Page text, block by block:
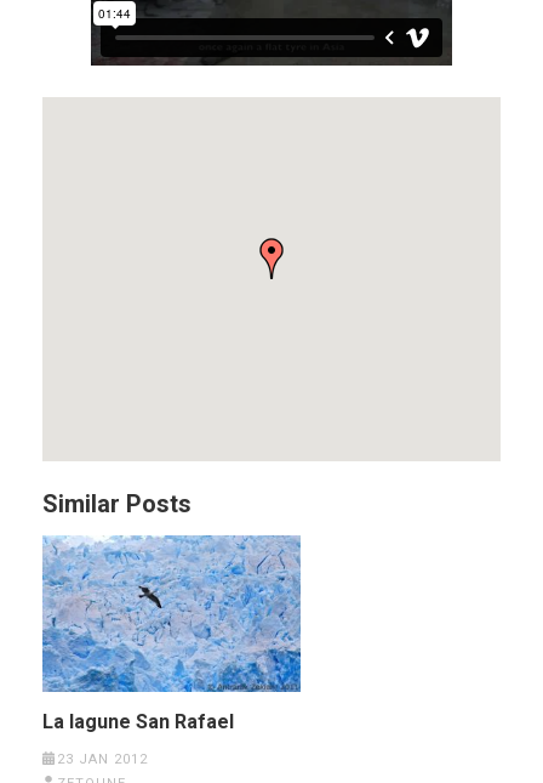
Similar Posts
La lagune San Rafael
23 JAN 2012